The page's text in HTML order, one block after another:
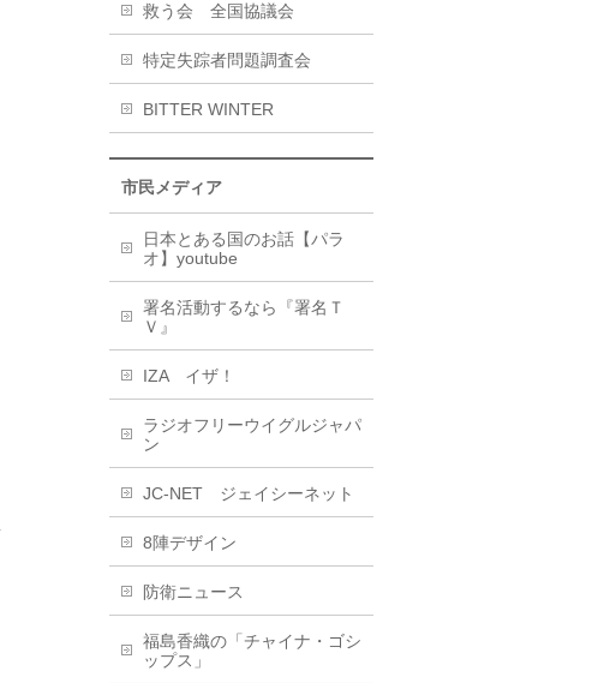
救う会 全国協議会
特定失踪者問題調査会
BITTER WINTER
市民メディア
日本とある国のお話【パラ
オ】youtube
署名活動するなら『署名Ｔ
Ｖ』
IZA イザ！
ラジオフリーウイグルジャパ
ン
JC-NET ジェイシーネット
8陣デザイン
防衛ニュース
福島香織の「チャイナ・ゴシ
ップス」